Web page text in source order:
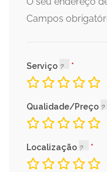
Campos
Serviço
Qualidade/Preço
Localização